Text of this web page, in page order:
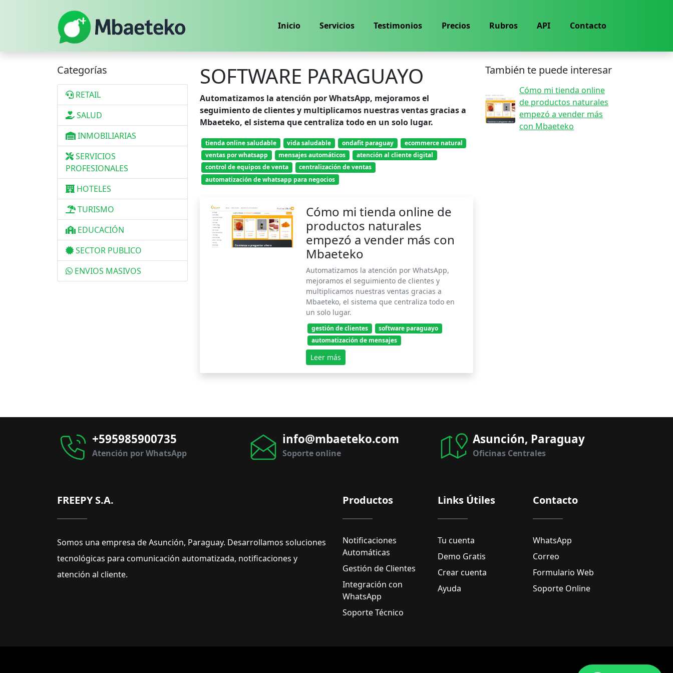
Inicio Servicios Testimonios Precios Rubros API Contacto
Categorías
RETAIL
SALUD
INMOBILIARIAS
SERVICIOS
PROFESIONALES
HOTELES
TURISMO
EDUCACIÓN
SECTOR PUBLICO
ENVIOS MASIVOS
SOFTWARE PARAGUAYO
Automatizamos la atención por WhatsApp, mejoramos el
seguimiento de clientes y multiplicamos nuestras ventas gracias a
Mbaeteko, el sistema que centraliza todo en un solo lugar.
tienda online saludable vida saludable ondafit paraguay
ecommerce natural
ventas por whatsapp
mensajes automáticos
atención al cliente digital
control de equipos de venta
centralización de ventas
automatización de whatsapp para negocios
Cómo mi tienda online de
productos naturales
empezó a vender más con
Mbaeteko
Automatizamos la atención por WhatsApp,
mejoramos el seguimiento de clientes y
multiplicamos nuestras ventas gracias a
Mbaeteko, el sistema que centraliza todo en
un solo lugar.
gestión de clientes
software paraguayo
automatización de mensajes
Leer más
También te puede interesar
Cómo mi tienda online
de productos naturales
empezó a vender más
con Mbaeteko
+595985900735
Atención por WhatsApp
info@mbaeteko.com
Soporte online
Asunción, Paraguay
Oficinas Centrales
FREEPY S.A.
Somos una empresa de Asunción, Paraguay. Desarrollamos soluciones
tecnológicas para comunicación automatizada, notificaciones y
atención al cliente.
Productos
Notificaciones
Automáticas
Gestión de Clientes
Integración con
WhatsApp
Soporte Técnico
Links Útiles
Tu cuenta
Demo Gratis
Crear cuenta
Ayuda
Contacto
WhatsApp
Correo
Formulario Web
Soporte Online